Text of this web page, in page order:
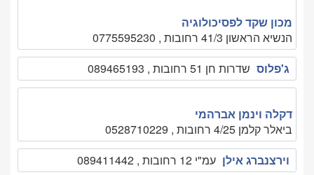
מכון שקד לפסיכולוגיה
הנשיא הראשון 41/3 רחובות , 0775595230
ג'פלוס שדרות חן 51 רחובות , 089465193
דקלה וינמן אברהמי
ביאלר קלמן 4/25 רחובות , 0528710229
וירצנברג אילן עמ"י 12 רחובות , 089411442